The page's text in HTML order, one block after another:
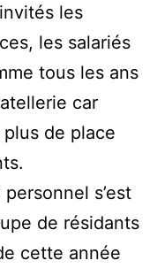
les
les salariés
tous les ans
car
plus de place
s’est
de résidants
cette année